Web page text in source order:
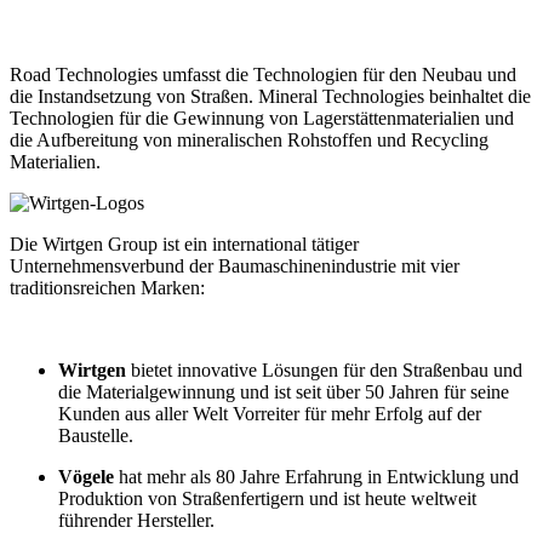
Road Technologies umfasst die Technologien für den Neubau und
die Instandsetzung von Straßen. Mineral Technologies beinhaltet die
Technologien für die Gewinnung von Lagerstättenmaterialien und
die Aufbereitung von mineralischen Rohstoffen und Recycling
Materialien.
Die Wirtgen Group ist ein international tätiger
Unternehmensverbund der Baumaschinenindustrie mit vier
traditionsreichen Marken:
Wirtgen bietet innovative Lösungen für den Straßenbau und
die Materialgewinnung und ist seit über 50 Jahren für seine
Kunden aus aller Welt Vorreiter für mehr Erfolg auf der
Baustelle.
Vögele hat mehr als 80 Jahre Erfahrung in Entwicklung und
Produktion von Straßenfertigern und ist heute weltweit
führender Hersteller.